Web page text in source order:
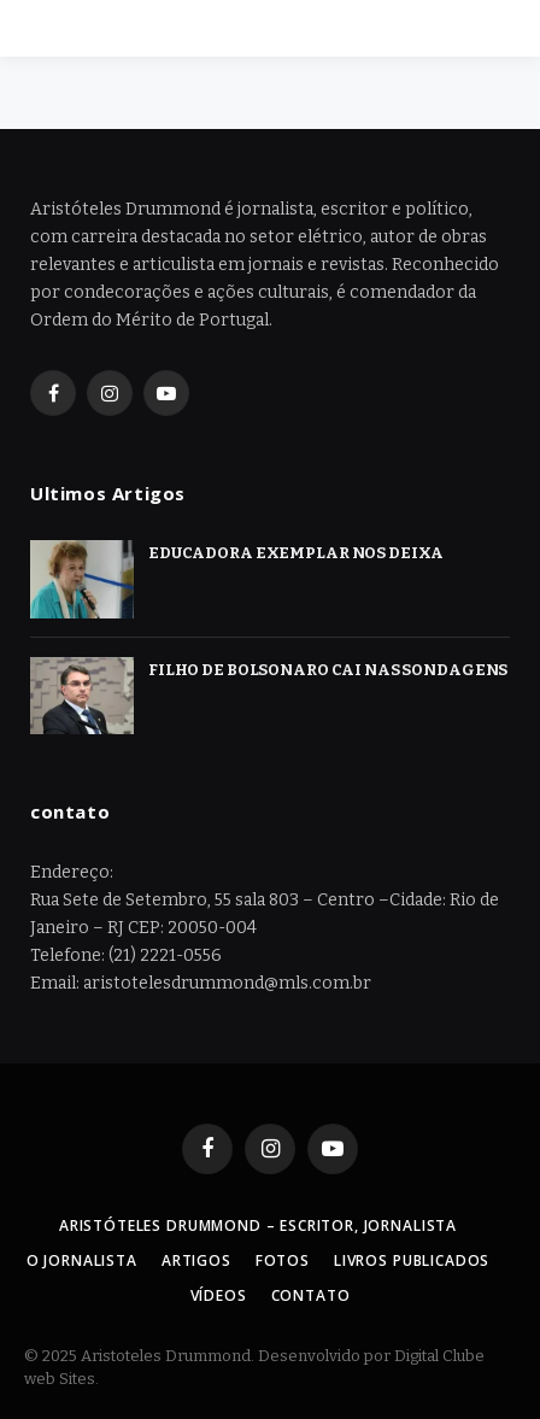
Aristóteles Drummond é jornalista, escritor e político,
com carreira destacada no setor elétrico, autor de obras
relevantes e articulista em jornais e revistas. Reconhecido
por condecorações e ações culturais, é comendador da
Ordem do Mérito de Portugal.
FacebookInstagramYouTube
Ultimos Artigos
EDUCADORA EXEMPLAR NOS DEIXA
FILHO DE BOLSONARO CAI NAS SONDAGENS
contato
Endereço:
Rua Sete de Setembro, 55 sala 803 – Centro –Cidade: Rio de
Janeiro – RJ CEP: 20050-004
Telefone: (21) 2221-0556
Email: aristotelesdrummond@mls.com.br
FacebookInstagramYouTube
ARISTÓTELES DRUMMOND – ESCRITOR, JORNALISTA
O JORNALISTA
ARTIGOS FOTOS
LIVROS PUBLICADOS
VÍDEOS
CONTATO
© 2025 Aristoteles Drummond. Desenvolvido por Digital Clube
web Sites.